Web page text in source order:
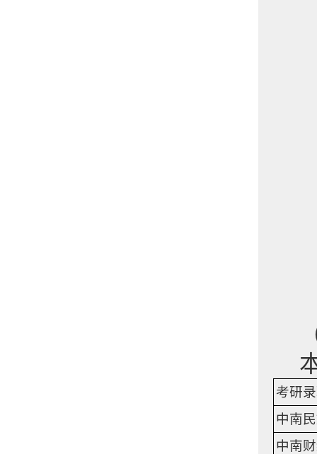
考研
中南
中南